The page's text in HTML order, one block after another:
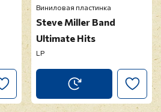
Виниловая пластинка
Steve Miller Band
Ultimate Hits
LP